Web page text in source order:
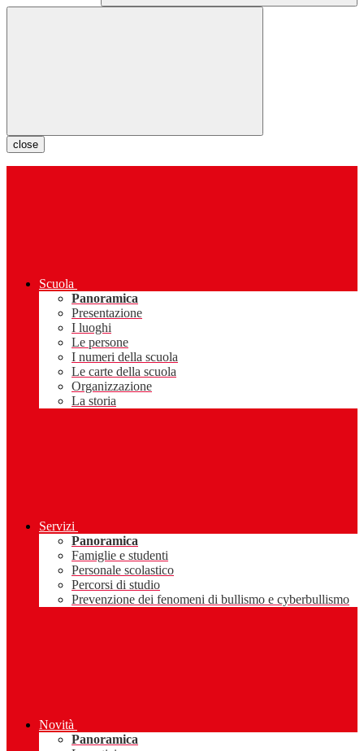
close
Scuola
Panoramica
Presentazione
I luoghi
Le persone
I numeri della scuola
Le carte della scuola
Organizzazione
La storia
Servizi
Panoramica
Famiglie e studenti
Personale scolastico
Percorsi di studio
Prevenzione dei fenomeni di bullismo e cyberbullismo
Novità
Panoramica